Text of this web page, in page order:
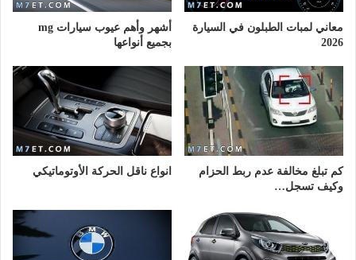
معاني لمبات الطبلون في السيارة
2026
أشهر وأهم عيوب سيارات mg
بجميع أنواعها
كم تبلغ مخالفة عدم ربط الحزام
وكيف تسجل…
انواع ناقل الحركة الأوتوماتيكي